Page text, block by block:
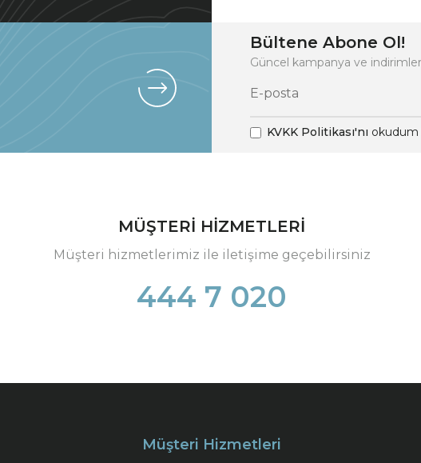
Bültene Abone Ol!
Güncel kampanya ve
KVKK Politikası'nı okudum
MÜŞTERİ HİZMETLERİ
Müşteri hizmetlerimiz ile iletişime geçebilirsiniz
444 7 020
Müşteri Hizmetleri